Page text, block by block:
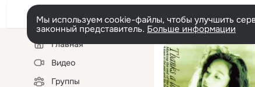
Мы используем cookie-файлы, чтобы улучшить
законный представитель. Больше информации
Левая
колонкаГлавная
Видео
Группы